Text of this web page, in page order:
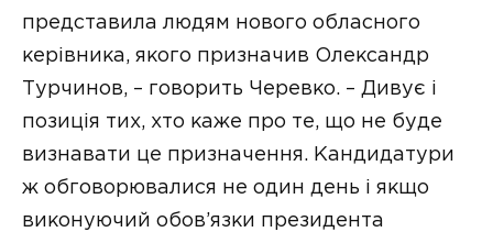
представила людям нового обласного
керівника, якого призначив Олександр
Турчинов, – говорить Черевко. – Дивує і
позиція тих, хто каже про те, що не буде
визнавати це призначення. Кандидатури
ж обговорювалися не один день і якщо
виконуючий обов’язки президента